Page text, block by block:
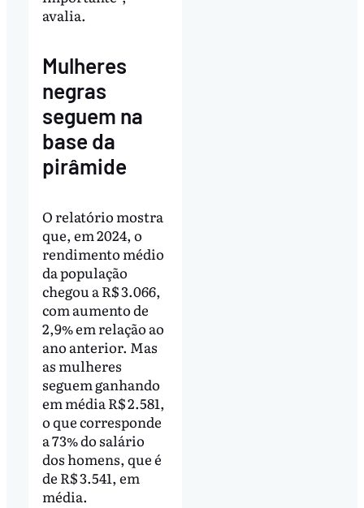
avalia.
Mulheres
negras
seguem na
base da
pirâmide
O relatório mostra
que, em 2024, o
rendimento médio
da população
chegou a R$ 3.066,
com aumento de
2,9% em relação ao
ano anterior. Mas
as mulheres
seguem ganhando
em média R$ 2.581,
o que corresponde
a 73% do salário
dos homens, que é
de R$ 3.541, em
média.